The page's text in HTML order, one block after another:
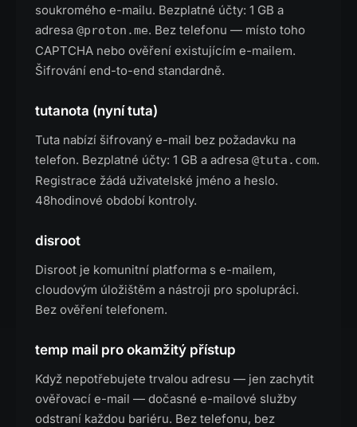
soukromého e-mailu. Bezplatné účty: 1 GB a
adresa @proton.me. Bez telefonu — místo toho
CAPTCHA nebo ověření existujícím e-mailem.
Šifrování end-to-end standardně.
tutanota (nyní tuta)
Tuta nabízí šifrovaný e-mail bez požadavku na
telefon. Bezplatné účty: 1 GB a adresa @tuta.com.
Registrace žádá uživatelské jméno a heslo.
48hodinové období kontroly.
disroot
Disroot je komunitní platforma s e-mailem,
cloudovým úložištěm a nástroji pro spolupráci.
Bez ověření telefonem.
temp mail pro okamžitý přístup
Když nepotřebujete trvalou adresu — jen zachytit
ověřovací e-mail — dočasné e-mailové služby
odstraní každou bariéru. Bez telefonu, bez